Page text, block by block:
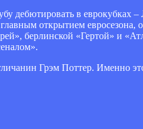
дебютировать в еврокубках
открытием
берлинской «Гертой» и
Грэм Поттер. Именно